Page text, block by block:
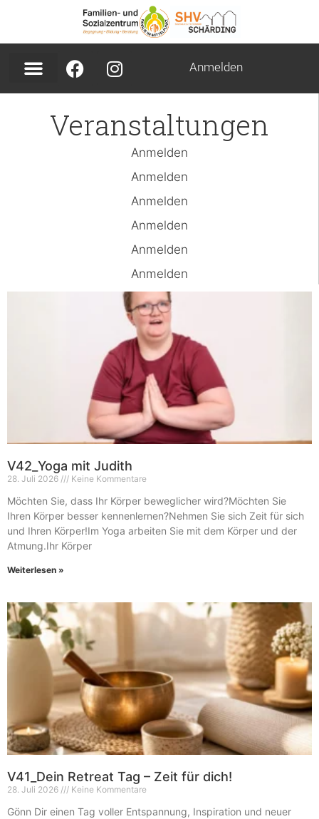
Anmelden
Veranstaltungen
Anmelden
Anmelden
Anmelden
Anmelden
Anmelden
Anmelden
V42_Yoga mit Judith
28. Juli 2026 Keine Kommentare
Möchten Sie, dass Ihr Körper beweglicher wird?Möchten Sie
Ihren Körper besser kennenlernen?Nehmen Sie sich Zeit für sich
und Ihren Körper!Im Yoga arbeiten Sie mit dem Körper und der
Atmung.Ihr Körper
Weiterlesen »
V41_Dein Retreat Tag – Zeit für dich!
28. Juli 2026 Keine Kommentare
Gönn Dir einen Tag voller Entspannung, Inspiration und neuer